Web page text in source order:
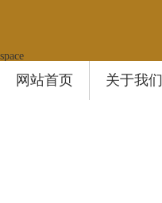
space
网站首页 关于我们